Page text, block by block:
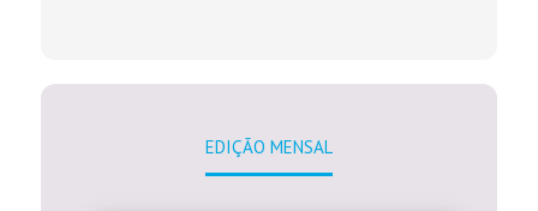
EDIÇÃO MENSAL